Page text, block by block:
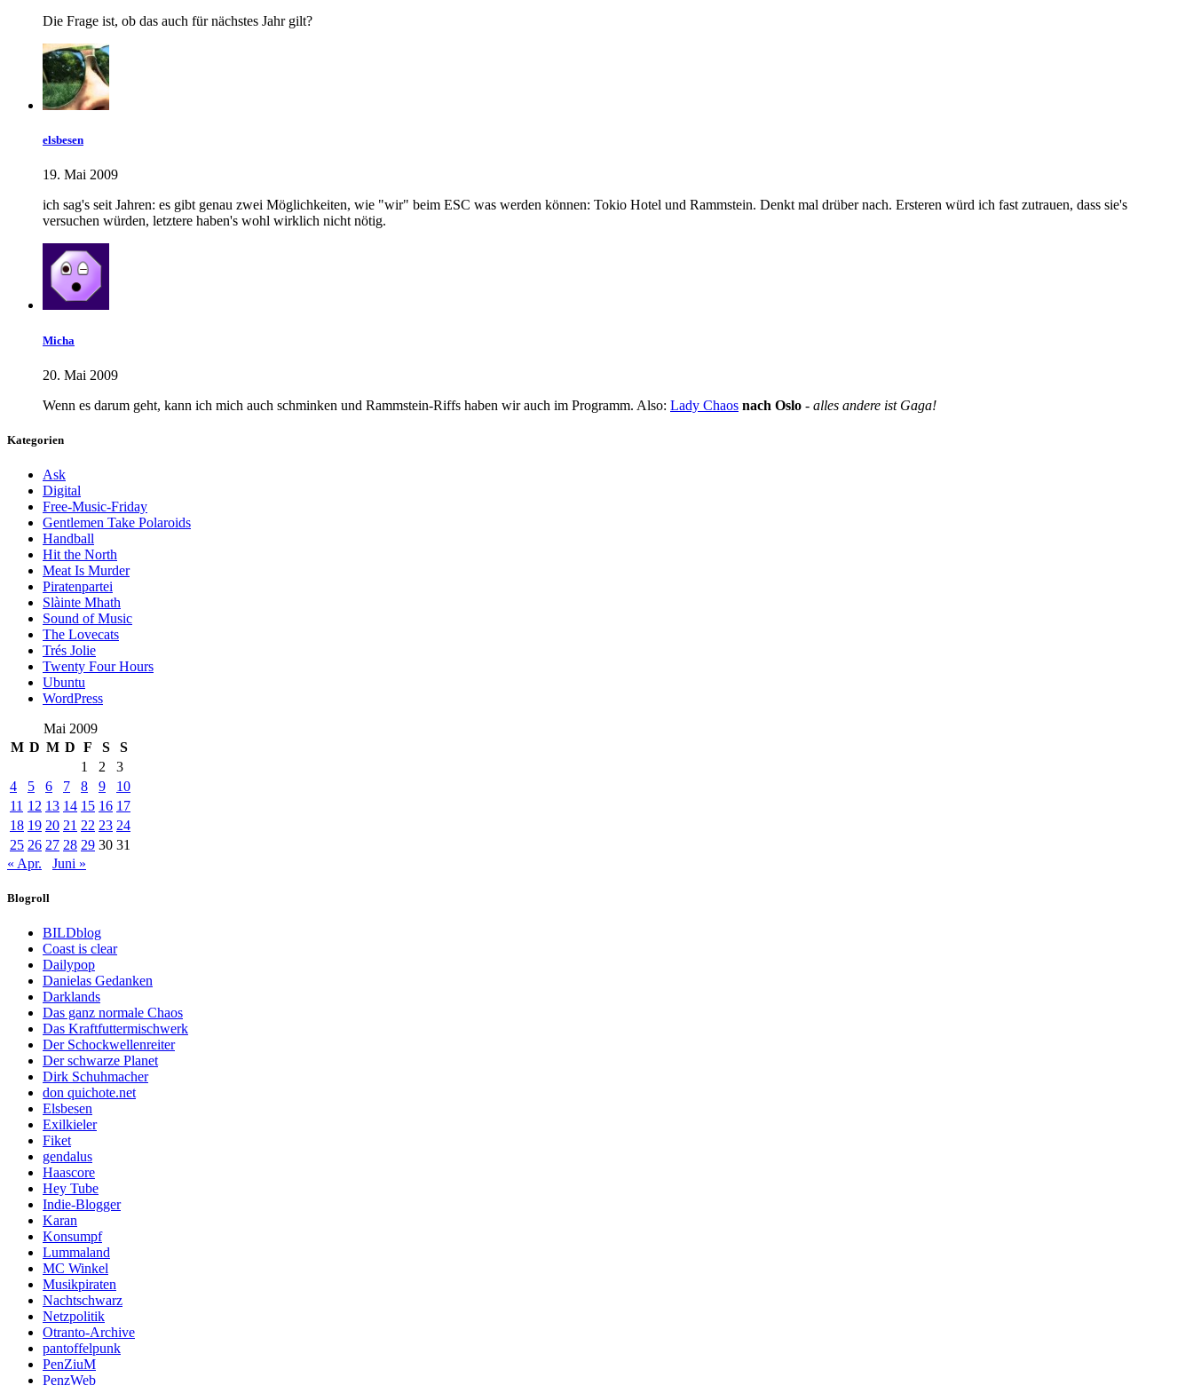
Die Frage ist, ob das auch für nächstes Jahr gilt?
elsbesen
19. Mai 2009
ich sag's seit Jahren: es gibt genau zwei Möglichkeiten, wie "wir" beim ESC was werden können: Tokio Hotel und Rammstein. Denkt mal drüber nach. Ersteren würd ich fast zutrauen, dass sie's
versuchen würden, letztere haben's wohl wirklich nicht nötig.
Micha
20. Mai 2009
Wenn es darum geht, kann ich mich auch schminken und Rammstein-Riffs haben wir auch im Programm. Also: Lady Chaos nach Oslo - alles andere ist Gaga!
Kategorien
Ask
Digital
Free-Music-Friday
Gentlemen Take Polaroids
Handball
Hit the North
Meat Is Murder
Piratenpartei
Slàinte Mhath
Sound of Music
The Lovecats
Trés Jolie
Twenty Four Hours
Ubuntu
WordPress
Mai 2009
M D M D F S
S
1
2
3
4
5 6 7 8 9
10
11 12 13 14 15 16 17
18 19 20 21 22 23 24
25 26 27 28 29 30 31
« Apr.
Juni »
Blogroll
BILDblog
Coast is clear
Dailypop
Danielas Gedanken
Darklands
Das ganz normale Chaos
Das Kraftfuttermischwerk
Der Schockwellenreiter
Der schwarze Planet
Dirk Schuhmacher
don quichote.net
Elsbesen
Exilkieler
Fiket
gendalus
Haascore
Hey Tube
Indie-Blogger
Karan
Konsumpf
Lummaland
MC Winkel
Musikpiraten
Nachtschwarz
Netzpolitik
Otranto-Archive
pantoffelpunk
PenZiuM
PenzWeb